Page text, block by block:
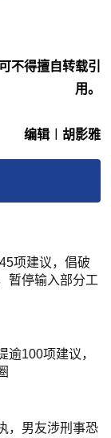
不得擅自转载引
用。
编辑︱胡影雅
项建议，倡破
暂停输入部分工
逾100项建议，
，男友涉刑事恐